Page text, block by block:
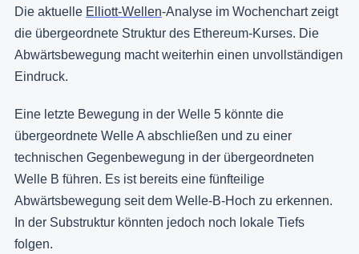
Die aktuelle Elliott-Wellen-Analyse im Wochenchart zeigt
die übergeordnete Struktur des Ethereum-Kurses. Die
Abwärtsbewegung macht weiterhin einen unvollständigen
Eindruck.
Eine letzte Bewegung in der Welle 5 könnte die
übergeordnete Welle A abschließen und zu einer
technischen Gegenbewegung in der übergeordneten
Welle B führen. Es ist bereits eine fünfteilige
Abwärtsbewegung seit dem Welle-B-Hoch zu erkennen.
In der Substruktur könnten jedoch noch lokale Tiefs
folgen.